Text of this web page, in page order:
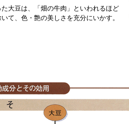
大豆は、「畑の牛肉」といわれるほど
て、色・艶の美しさを充分にいかす。